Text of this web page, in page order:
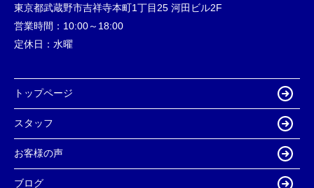
東京都武蔵野市吉祥寺本町1丁目25 河田ビル2F
営業時間： 10:00～18:00
定休日： 水曜
トップページ
スタッフ
お客様の声
ブログ